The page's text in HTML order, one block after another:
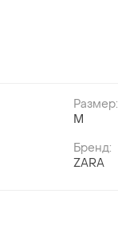
Размер:
M
Бренд:
ZARA